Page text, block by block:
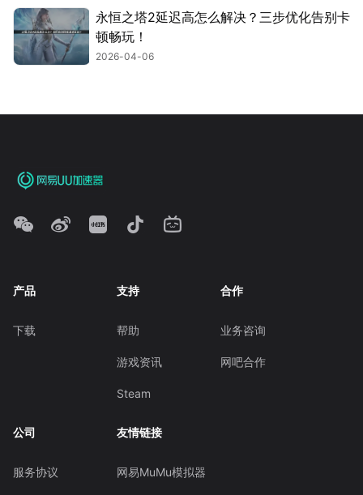
永恒之塔2延迟高怎么解决？三步优化告别卡
顿畅玩！
2026-04-06
产品
下载
支持
帮助
游戏资讯
Steam
合作
业务咨询
网吧合作
公司
服务协议
友情链接
网易MuMu模拟器